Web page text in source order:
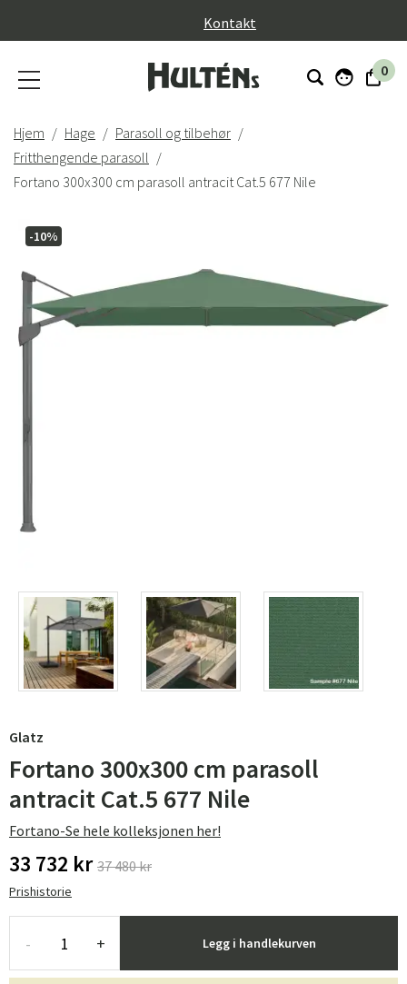
Kontakt
0
Hjem Hage
Parasoll og tilbehør
Fritthengende parasoll
Fortano 300x300 cm parasoll antracit Cat.5 677 Nile
-10%
Glatz
Fortano 300x300 cm parasoll
antracit Cat.5 677 Nile
Fortano-Se hele kolleksjonen her!
33 732 kr 37 480 kr
Prishistorie
- + Legg i handlekurven